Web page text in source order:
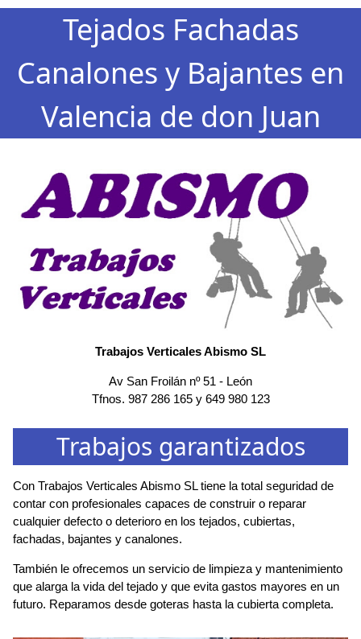
Tejados Fachadas
Canalones y Bajantes en
Valencia de don Juan
Trabajos Verticales Abismo SL
Av San Froilán nº 51 - León
Tfnos. 987 286 165y 649 980 123
Trabajos garantizados
Con Trabajos Verticales Abismo SL tiene la total seguridad de
contar con profesionales capaces de construir o reparar
cualquier defecto o deterioro en los tejados, cubiertas,
fachadas, bajantes y canalones.
También le ofrecemos un servicio de limpieza y mantenimiento
que alarga la vida del tejado y que evita gastos mayores en un
futuro. Reparamos desde goteras hasta la cubierta completa.